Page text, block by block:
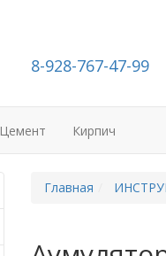
8-928-767-47-99
Цемент Кирпич
Главная